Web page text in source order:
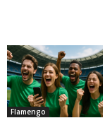
Flamengo